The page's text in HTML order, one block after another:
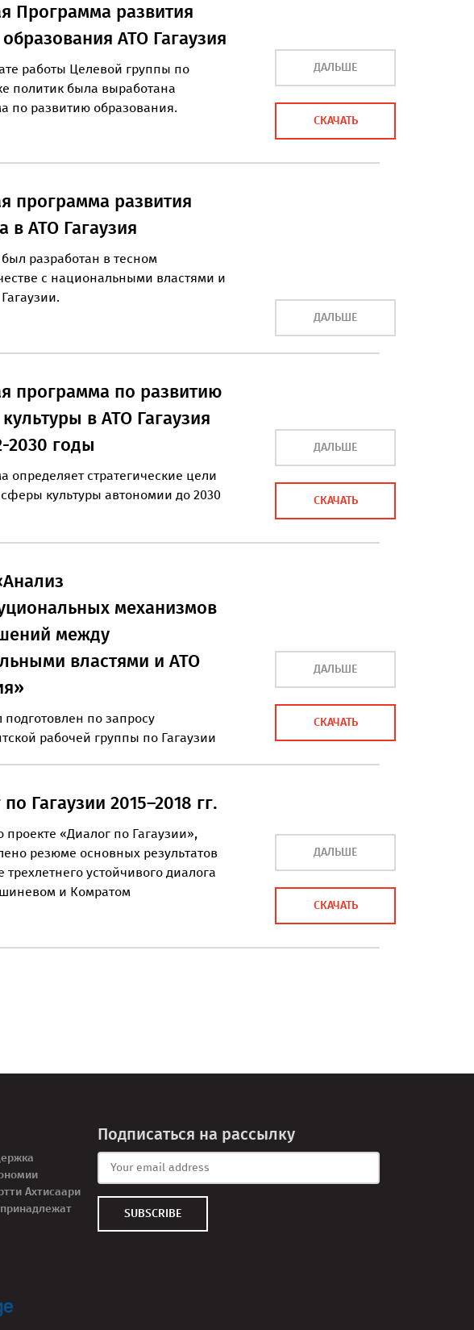
Программа развития
АТО Гагаузия
работы Целевой группы по
политик была выработана
по развитию образования.
ДАЛЬШЕ
СКАЧАТЬ
программа развития
в АТО Гагаузия
разработан в тесном
с национальными властями и
ДАЛЬШЕ
программа по развитию
в АТО Гагаузия
2030 годы
определяет стратегические цели
культуры автономии до 2030
ДАЛЬШЕ
СКАЧАТЬ
механизмов
между
властями и АТО
подготовлен по запросу
рабочей группы по Гагаузии
ДАЛЬШЕ
СКАЧАТЬ
Гагаузии 2015–2018 гг.
проекте «Диалог по Гагаузии»,
резюме основных результатов
трехлетнего устойчивого диалога
и Комратом
ДАЛЬШЕ
СКАЧАТЬ
Ахтисаари
Подписаться на рассылку
SUBSCRIBE